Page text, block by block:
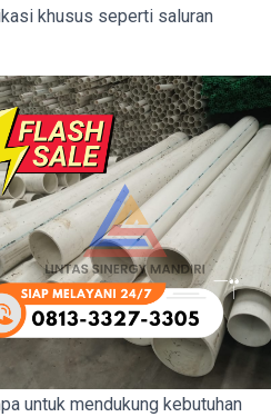
khusus seperti saluran
untuk mendukung kebutuhan